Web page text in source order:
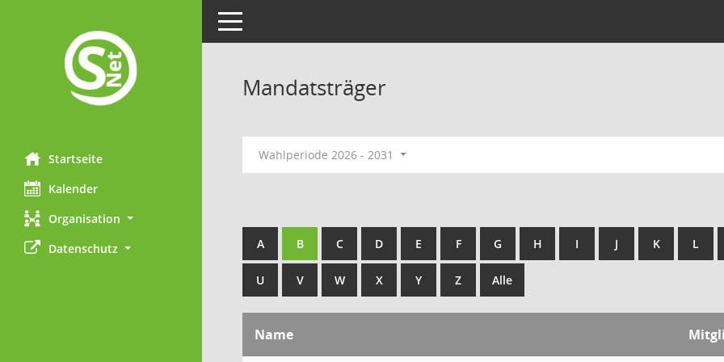
Startseite
Kalender
Organisation
Datenschutz
Toggle navigation
Mandatsträger
Wahlperiode 2026 - 2031
A B C D E F G H I J K L
U V W X Y Z Alle
Name